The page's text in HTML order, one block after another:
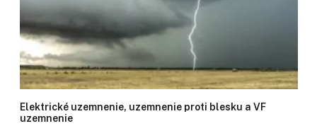
Elektrické uzemnenie, uzemnenie proti blesku a VF
uzemnenie